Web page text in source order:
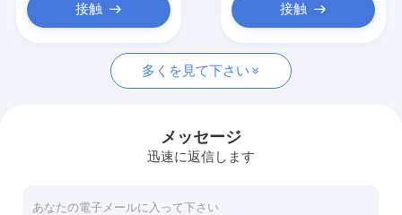
ニュース
メタルシート電動箱
板金シェル
接触 接触
多くを見て下さい
メッセージ
迅速に返信します